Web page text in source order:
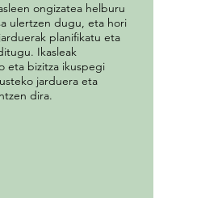
ongizatea helburu
ulertzen dugu, eta hori
planifikatu eta
Ikasleak
eta bizitza ikuspegi
jarduera eta
dira.